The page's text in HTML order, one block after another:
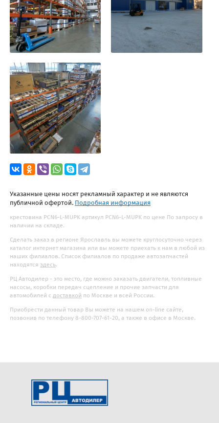
Указанные цены носят рекламный характер и не являются
публичной офертой. Подробная информация
крестовина PCN6-L-MUPK артикул PCN6-L-MUPK по цене По запросу в
наличии на складе.
Сделать заказ в регионе Ярославль вы можете круглосуточно через
каталог интернет магазина или вы можете приехать к нам в любой из
наших филиалов. Список филиалов по продаже автозапчастей
находятся здесь.
РЦ Автодилер - это место, где можно заказать двигатели, топливные
насосы, коробки передач сцепление и прочие запчасти для
автомобилей с доставкой по Москве и всей России.
Приобрести данный товар Вы можете на нашем on-line сайте,
позвонив по телефону 8-800-707-61-20, а также в офисе в Москве.